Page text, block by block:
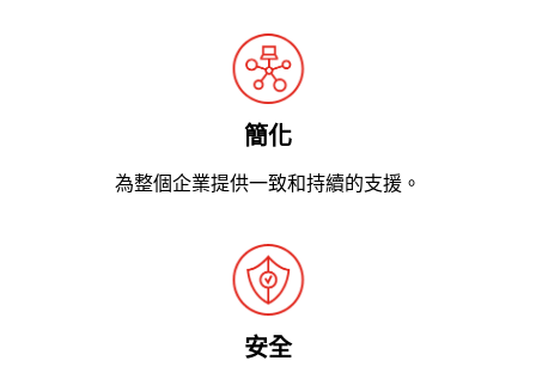
簡化
為整個企業提供一致和持續的支援。
安全